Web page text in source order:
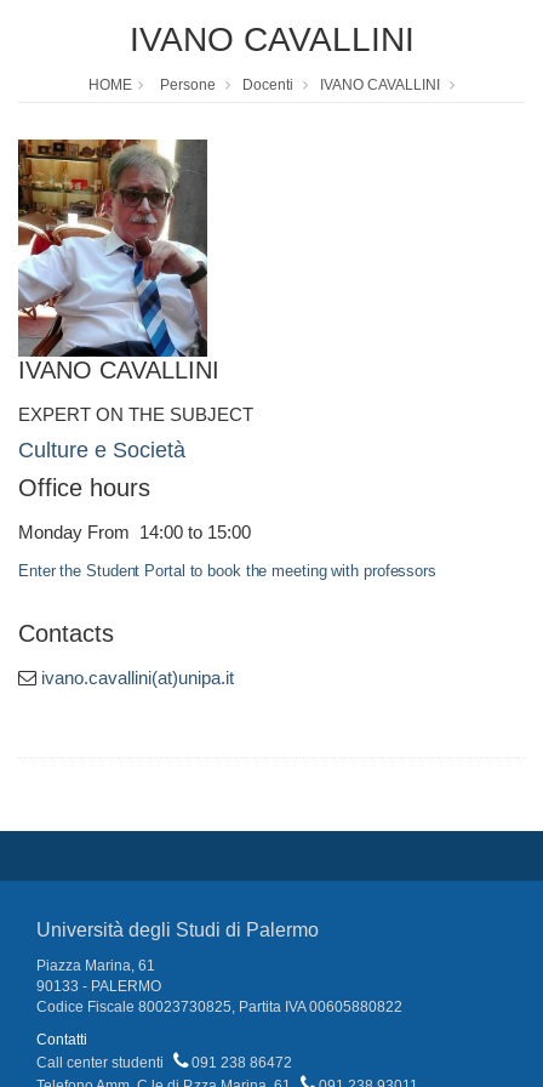
IVANO CAVALLINI
HOME Persone Docenti IVANO CAVALLINI
IVANO CAVALLINI
EXPERT ON THE SUBJECT
Culture e Società
Office hours
Monday From 14:00 to 15:00
Enter the Student Portal to book the meeting with professors
Contacts
ivano.cavallini(at)unipa.it
Università degli Studi di Palermo
Piazza Marina, 61
90133 - PALERMO
Codice Fiscale 80023730825, Partita IVA 00605880822
Contatti
Call center studenti
091 238 86472